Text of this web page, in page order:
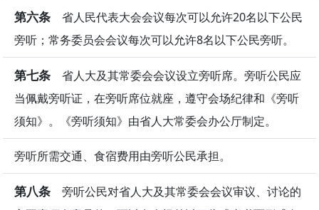
第六条 省人民代表大会会议每次可以允许20名以下公民
旁听；常务委员会会议每次可以允许8名以下公民旁听。
第七条 省人大及其常委会会议设立旁听席。旁听公民应
当佩戴旁听证，在旁听席位就座，遵守会场纪律和《旁听
须知》。《旁听须知》由省人大常委会办公厅制定。
旁听所需交通、食宿费用由旁听公民承担。
第八条 旁听公民对省人大及其常委会会议审议、讨论的